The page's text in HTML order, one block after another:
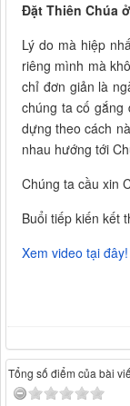
Đặt Thiên Chúa
Lý do mà hiệp
riêng mình mà
chỉ đơn giản là
chúng ta cố gắng
dựng theo cách
nhau hướng tới
Chúng ta cầu xin
Buổi tiếp kiến kết
Xem video tại đây!
Tổng số điểm của bài